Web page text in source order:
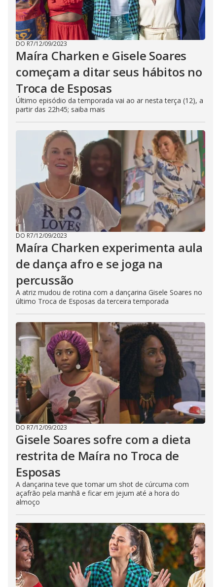
DO R7/12/09/2023
Maíra Charken e Gisele Soares
começam a ditar seus hábitos no
Troca de Esposas
Último episódio da temporada vai ao ar nesta terça (12), a
partir das 22h45; saiba mais
DO R7/12/09/2023
Maíra Charken experimenta aula
de dança afro e se joga na
percussão
A atriz mudou de rotina com a dançarina Gisele Soares no
último Troca de Esposas da terceira temporada
DO R7/12/09/2023
Gisele Soares sofre com a dieta
restrita de Maíra no Troca de
Esposas
A dançarina teve que tomar um shot de cúrcuma com
açafrão pela manhã e ficar em jejum até a hora do
almoço